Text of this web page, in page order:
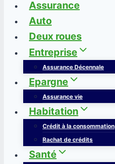
Assurance
Auto
Deux roues
Entreprise
Assurance Décennale
Epargne
Assurance vie
Habitation
Crédit à la consommation
Rachat de crédits
Santé